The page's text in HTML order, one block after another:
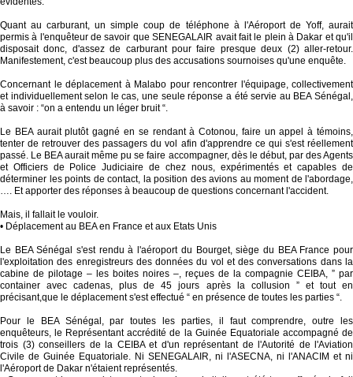
Quant au carburant, un simple coup de téléphone à l'Aéroport de Yoff, aurait
permis à l'enquêteur de savoir que SENEGALAIR avait fait le plein à Dakar et qu'il
disposait donc, d'assez de carburant pour faire presque deux (2) aller-retour.
Manifestement, c'est beaucoup plus des accusations sournoises qu'une enquête.
Concernant le déplacement à Malabo pour rencontrer l'équipage, collectivement
et individuellement selon le cas, une seule réponse a été servie au BEA Sénégal,
à savoir : “on a entendu un léger bruit “.
Le BEA aurait plutôt gagné en se rendant à Cotonou, faire un appel à témoins,
tenter de retrouver des passagers du vol afin d'apprendre ce qui s'est réellement
passé. Le BEA aurait même pu se faire accompagner, dès le début, par des Agents
et Officiers de Police Judiciaire de chez nous, expérimentés et capables de
déterminer les points de contact, la position des avions au moment de l'abordage,
…. Et apporter des réponses à beaucoup de questions concernant l'accident.
Mais, il fallait le vouloir.
• Déplacement au BEA en France et aux Etats Unis
Le BEA Sénégal s'est rendu à l'aéroport du Bourget, siège du BEA France pour
l'exploitation des enregistreurs des données du vol et des conversations dans la
cabine de pilotage – les boites noires –, reçues de la compagnie CEIBA, ” par
container avec cadenas, plus de 45 jours après la collusion ” et tout en
précisant,que le déplacement s'est effectué “ en présence de toutes les parties “.
Pour le BEA Sénégal, par toutes les parties, il faut comprendre, outre les
enquêteurs, le Représentant accrédité de la Guinée Equatoriale accompagné de
trois (3) conseillers de la CEIBA et d'un représentant de l'Autorité de l'Aviation
Civile de Guinée Equatoriale. Ni SENEGALAIR, ni l'ASECNA, ni l'ANACIM et ni
l'Aéroport de Dakar n'étaient représentés.